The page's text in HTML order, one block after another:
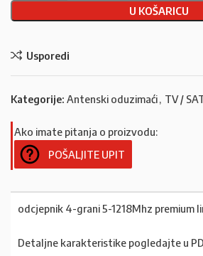
U KOŠARICU
Usporedi
Kategorije: Antenski oduzimaći, TV /
Ako imate pitanja o proizvodu:
POŠALJITE UPIT
odcjepnik 4-grani 5-1218Mhz premium
Detaljne karakteristike pogledajte u